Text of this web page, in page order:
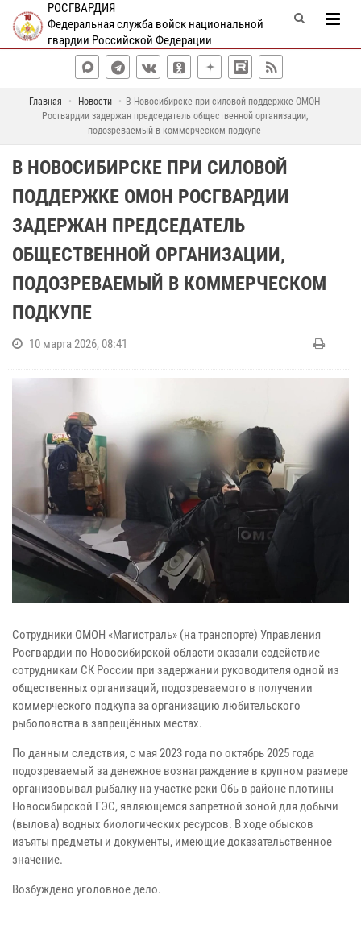
РОСГВАРДИЯ
Федеральная служба войск национальной
гвардии Российской Федерации
Главная Новости
В Новосибирске при силовой поддержке ОМОН
Росгвардии задержан председатель общественной организации,
подозреваемый в коммерческом подкупе
В НОВОСИБИРСКЕ ПРИ СИЛОВОЙ
ПОДДЕРЖКЕ ОМОН РОСГВАРДИИ
ЗАДЕРЖАН ПРЕДСЕДАТЕЛЬ
ОБЩЕСТВЕННОЙ ОРГАНИЗАЦИИ,
ПОДОЗРЕВАЕМЫЙ В КОММЕРЧЕСКОМ
ПОДКУПЕ
10 марта 2026, 08:41
Сотрудники ОМОН «Магистраль» (на транспорте) Управления
Росгвардии по Новосибирской области оказали содействие
сотрудникам СК России при задержании руководителя одной из
общественных организаций, подозреваемого в получении
коммерческого подкупа за организацию любительского
рыболовства в запрещённых местах.
По данным следствия, с мая 2023 года по октябрь 2025 года
подозреваемый за денежное вознаграждение в крупном размере
организовывал рыбалку на участке реки Обь в районе плотины
Новосибирской ГЭС, являющемся запретной зоной для добычи
(вылова) водных биологических ресурсов. В ходе обысков
изъяты предметы и документы, имеющие доказательственное
значение.
Возбуждено уголовное дело.